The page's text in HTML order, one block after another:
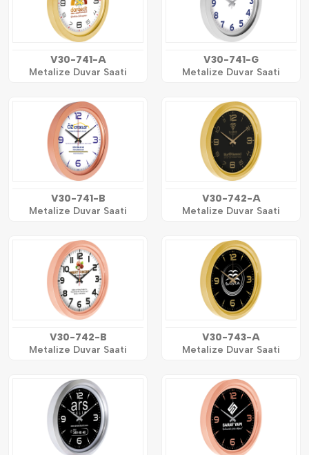
V30-741-A
Metalize Duvar Saati
V30-741-G
Metalize Duvar Saati
V30-741-B
Metalize Duvar Saati
V30-742-A
Metalize Duvar Saati
V30-742-B
Metalize Duvar Saati
V30-743-A
Metalize Duvar Saati